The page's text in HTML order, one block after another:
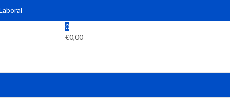
0
€0,00